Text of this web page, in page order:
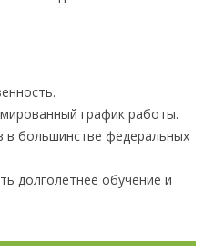
график работы.
в большинстве федеральных
долголетнее обучение и